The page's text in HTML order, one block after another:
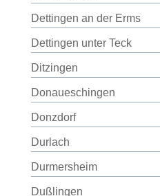
Dettingen an der Erms
Dettingen unter Teck
Ditzingen
Donaueschingen
Donzdorf
Durlach
Durmersheim
Dußlingen